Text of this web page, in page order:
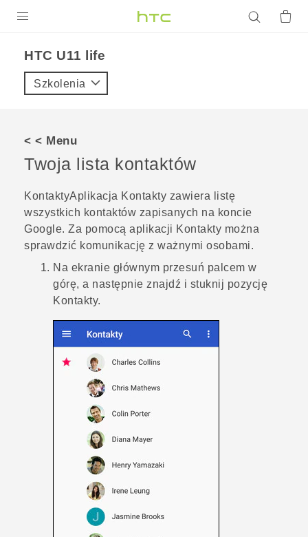
VIVE
POMOC TECHNICZNA
Urządzenia i akcesoria HTC
Zaloguj się
HTC U11 life‎
Szkolenia
< < Menu
Twoja lista kontaktów
KontaktyAplikacja Kontakty zawiera listę
wszystkich kontaktów zapisanych na koncie
Google. Za pomocą aplikacji Kontakty można
sprawdzić komunikację z ważnymi osobami.
Na ekranie głównym przesuń palcem w
górę, a następnie znajdź i stuknij pozycję
Kontakty.